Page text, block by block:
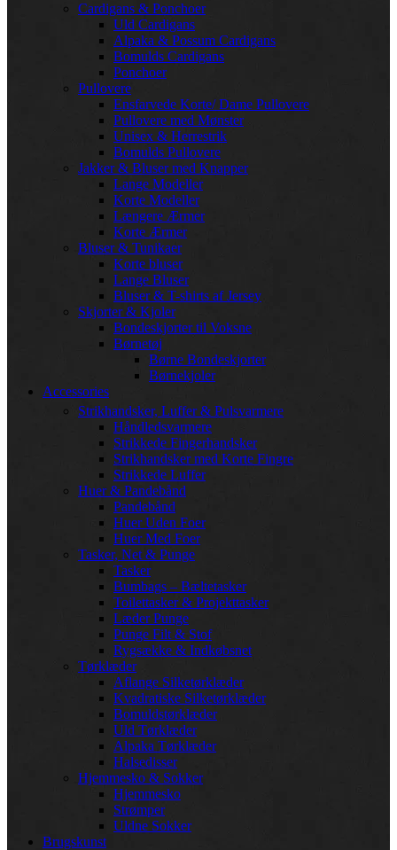
Cardigans & Ponchoer
Uld Cardigans
Alpaka & Possum Cardigans
Bomulds Cardigans
Ponchoer
Pullovere
Ensfarvede Korte/ Dame Pullovere
Pullovere med Mønster
Unisex & Herrestrik
Bomulds Pullovere
Jakker & Bluser med Knapper
Lange Modeller
Korte Modeller
Længere Ærmer
Korte Ærmer
Bluser & Tunikaer
Korte bluser
Lange Bluser
Bluser & T-shirts af Jersey
Skjorter & Kjoler
Bondeskjorter til Voksne
Børnetøj
Børne Bondeskjorter
Børnekjoler
Accessories
Strikhandsker, Luffer & Pulsvarmere
Håndledsvarmere
Strikkede Fingerhandsker
Strikhandsker med Korte Fingre
Strikkede Luffer
Huer & Pandebånd
Pandebånd
Huer Uden Foer
Huer Med Foer
Tasker, Net & Punge
Tasker
Bumbags – Bæltetasker
Toilettasker & Projekttasker
Læder Punge
Punge Filt & Stof
Rygsække & Indkøbsnet
Tørklæder
Aflange Silketørklæder
Kvadratiske Silketørklæder
Bomuldstørklæder
Uld Tørklæder
Alpaka Tørklæder
Halsedisser
Hjemmesko & Sokker
Hjemmesko
Strømper
Uldne Sokker
Brugskunst